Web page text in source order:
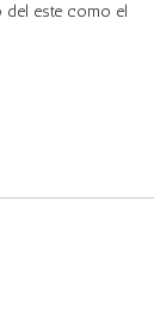
del este como el